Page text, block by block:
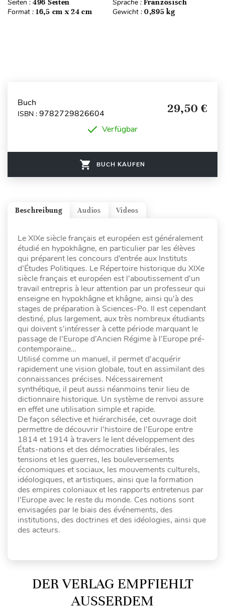
Seiten : 496 Seiten Sprache : Französisch
Format : 16,5 cm x 24 cm Gewicht : 0,895 kg
Buch
ISBN : 9782729826604 29,50 €
Verfügbar
BUCH KAUFEN
Videos
Audios
Beschreibung
Le XIXe siècle français et européen est généralement
étudié en hypokhâgne, en particulier par les élèves
qui préparent les concours d’entrée aux Instituts
d’Études Politiques. Le Répertoire historique du XIXe
siècle français et européen est l’aboutissement d’un
travail entrepris à leur attention par un professeur qui
enseigne en hypokhâgne et khâgne, ainsi qu’à des
stages de préparation à Sciences-Po. Il est cependant
destiné, plus largement, aux très nombreux étudiants
qui doivent s’intéresser à cette période marquant le
passage de l’Europe d’Ancien Régime à l’Europe pré-
contemporaine…
Utilisé comme un manuel, il permet d’acquérir
rapidement une vision globale, tout en assimilant des
connaissances précises. Nécessairement
synthétique, il peut aussi néanmoins tenir lieu de
dictionnaire historique. Un système de renvoi assure
en effet une utilisation simple et rapide.
De façon sélective et hiérarchisée, cet ouvrage doit
permettre de découvrir l’histoire de l’Europe entre
1814 et 1914 à travers le lent développement des
États-nations et des démocraties libérales, les
tensions et les guerres, les bouleversements
économiques et sociaux, les mouvements culturels,
idéologiques, et artistiques, ainsi que la formation
des empires coloniaux et les rapports entretenus par
l’Europe avec le reste du monde. Ces notions sont
envisagées par le biais des événements, des
institutions, des doctrines et des idéologies, ainsi que
des acteurs.
DER VERLAG EMPFIEHLT
AUSSERDEM